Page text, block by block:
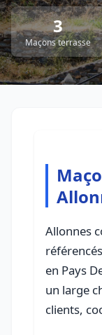
3
Maçons terrasse
Allonnes
en Pays
un large
clients,